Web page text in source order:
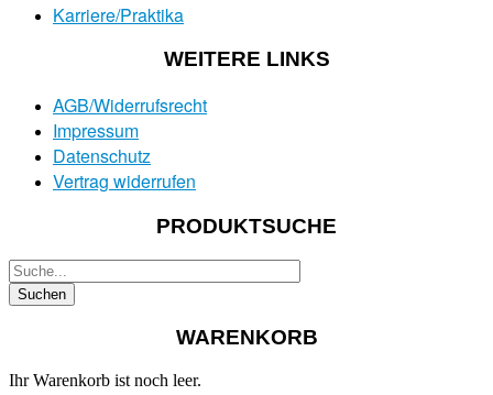
Karriere/Praktika
WEITERE LINKS
AGB/Widerrufsrecht
Impressum
Datenschutz
Vertrag widerrufen
PRODUKTSUCHE
WARENKORB
Ihr Warenkorb ist noch leer.